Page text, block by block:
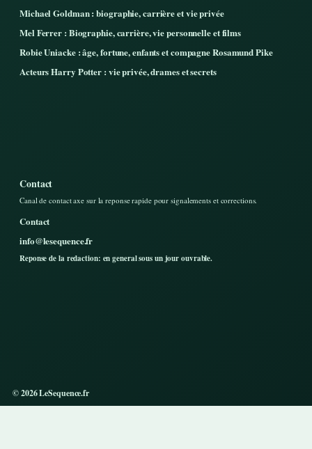
Michael Goldman : biographie, carrière et vie privée
Mel Ferrer : Biographie, carrière, vie personnelle et films
Robie Uniacke : âge, fortune, enfants et compagne Rosamund Pike
Acteurs Harry Potter : vie privée, drames et secrets
Contact
Canal de contact axe sur la reponse rapide pour signalements et corrections.
Contact
info@lesequence.fr
Reponse de la redaction: en general sous un jour ouvrable.
© 2026 LeSequence.fr